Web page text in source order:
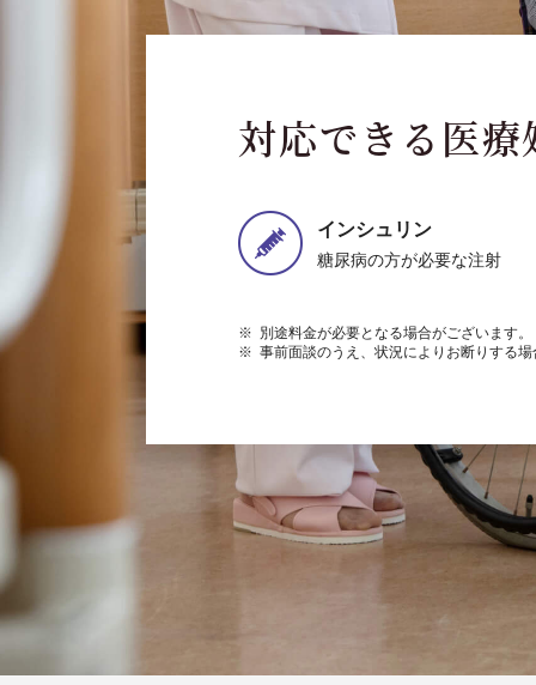
対応できる医療
インシュリン
糖尿病の方が必要な注射
※ 別途料金が必要となる場合がございます。
※ 事前面談のうえ、状況によりお断りする場